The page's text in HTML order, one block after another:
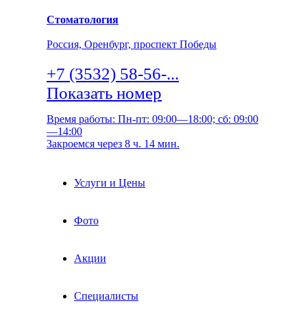
Стоматология
Россия, Оренбург, проспект Победы
+7 (3532) 58-56-...
Показать номер
Время работы: Пн-пт: 09:00—18:00; сб: 09:00
—14:00
Закроемся через 8 ч. 14 мин.
Услуги и Цены
Фото
Акции
Специалисты